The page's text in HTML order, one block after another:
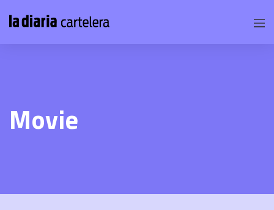
Movie